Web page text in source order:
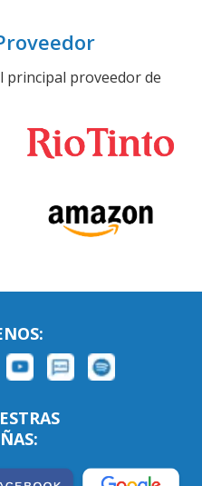
principal proveedor de